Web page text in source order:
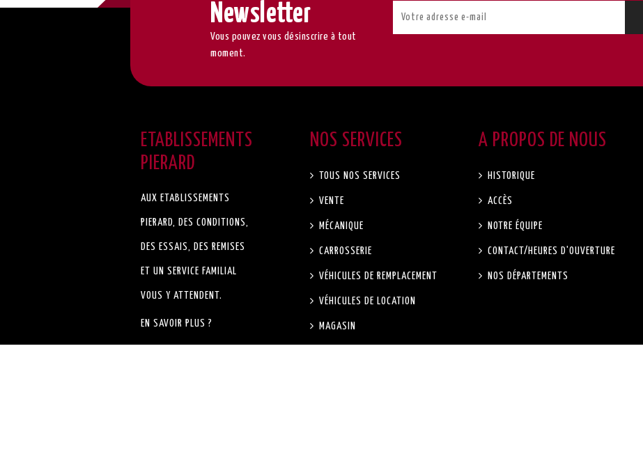
Newsletter
Vous pouvez vous désinscrire à tout
moment.
ETABLISSEMENTS
PIERARD
AUX ETABLISSEMENTS
PIERARD, DES CONDITIONS,
DES ESSAIS, DES REMISES
ET UN SERVICE FAMILIAL
VOUS Y ATTENDENT.
EN SAVOIR PLUS ?
NOS SERVICES
TOUS NOS SERVICES
VENTE
MÉCANIQUE
CARROSSERIE
VÉHICULES DE REMPLACEMENT
VÉHICULES DE LOCATION
MAGASIN
A PROPOS DE NOUS
HISTORIQUE
ACCÈS
NOTRE ÉQUIPE
CONTACT/HEURES D'OUVERTURE
NOS DÉPARTEMENTS